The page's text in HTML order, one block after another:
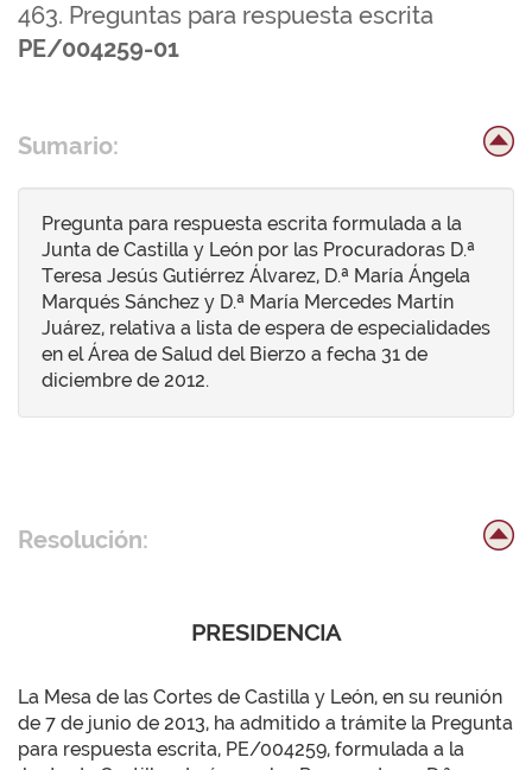
463. Preguntas para respuesta escrita
PE/004259-01
Sumario:
Pregunta para respuesta escrita formulada a la
Junta de Castilla y León por las Procuradoras D.ª
Teresa Jesús Gutiérrez Álvarez, D.ª María Ángela
Marqués Sánchez y D.ª María Mercedes Martín
Juárez, relativa a lista de espera de especialidades
en el Área de Salud del Bierzo a fecha 31 de
diciembre de 2012.
Resolución:
PRESIDENCIA
La Mesa de las Cortes de Castilla y León, en su reunión
de 7 de junio de 2013, ha admitido a trámite la Pregunta
para respuesta escrita, PE/004259, formulada a la